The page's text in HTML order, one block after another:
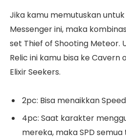
Jika kamu memutuskan
Messenger ini, maka
set Thief of Shooting Meteor.
Relic ini kamu bisa ke Cavern
Elixir Seekers.
2pc: Bisa menaikkan
4pc: Saat karakter
mereka, maka SPD